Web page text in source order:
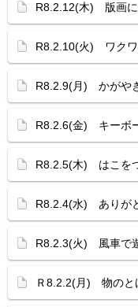
R8.2.12(木) 版画に
R8.2.10(火) ワクワ
R8.2.9(月) かがや
R8.2.6(金) キーボ
R8.2.5(木) はこを
R8.2.4(水) ありが
R8.2.3(火) 風車で
Ｒ8.2.2(月) 物のと